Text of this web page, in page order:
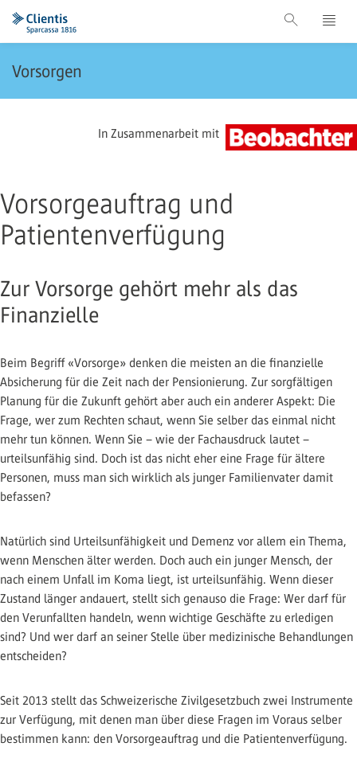
Vorsorgen
In Zusammenarbeit mit
Vorsorgeauftrag und
Patientenverfügung
Zur Vorsorge gehört mehr als das
Finanzielle
Beim Begriff «Vorsorge» denken die meisten an die finanzielle
Absicherung für die Zeit nach der Pensionierung. Zur sorgfältigen
Planung für die Zukunft gehört aber auch ein anderer Aspekt: Die
Frage, wer zum Rechten schaut, wenn Sie selber das einmal nicht
mehr tun können. Wenn Sie – wie der Fachausdruck lautet –
urteilsunfähig sind. Doch ist das nicht eher eine Frage für ältere
Personen, muss man sich wirklich als junger Familienvater damit
befassen?
Natürlich sind Urteilsunfähigkeit und Demenz vor allem ein Thema,
wenn Menschen älter werden. Doch auch ein junger Mensch, der
nach einem Unfall im Koma liegt, ist urteilsunfähig. Wenn dieser
Zustand länger andauert, stellt sich genauso die Frage: Wer darf für
den Verunfallten handeln, wenn wichtige Geschäfte zu erledigen
sind? Und wer darf an seiner Stelle über medizinische Behandlungen
entscheiden?
Seit 2013 stellt das Schweizerische Zivilgesetzbuch zwei Instrumente
zur Verfügung, mit denen man über diese Fragen im Voraus selber
bestimmen kann: den Vorsorgeauftrag und die Patientenverfügung.